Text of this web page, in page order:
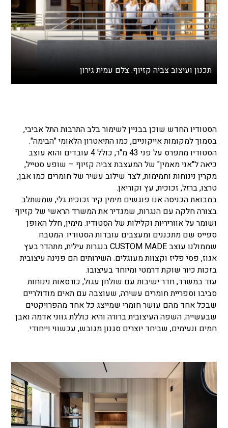
תכנון ועיצוב צביה קזיוף. צלם עמית גירון
הסטודיו החדש שוכן בבניין לשימור בלב התרבות התל אביבי,
בסמוך למקומות אייקוניים, כמו התיאטרון הלאומי "הבימה".
הסטודיו מתפרס על פני 43 מ"ר, כולל 4 עובדים והוא עוצב
כיאה ל"אני מאמין" של המעצבת צביה קזיוף – שופע סטייל,
מקרין נינוחות וחמימות, לצד שילוב עשיר של חומרים כמו אבן,
טרצו, ברזל, זכוכית, עץ וקוריאן.
במבואת הכניסה אנו פוגשים מימין קיר זכוכית גלי, שמשתלב
בצורה חלקה עם הנגרות, שמגדיר את המשרד הראשי של קזיוף
ושומר על אווריריות וקלילות של הסטודיו. מימין, חלל האופן
ספייס שם מתכננים ומעצבים עובדות הסטודיו. המטבח
שממולנו עוצב CUSTOM MADE בנגרות עילית, מתהדר בעץ
אגוז, פסי פליז וקצוות מעוגלים. השירותים הם פנינה עיצובית
בזכות כיור שוקת דרמטי ומיוחד בעיצובו.
עוד במשרד, חדר ישיבות עם שולחן עגול, כורסאות נינוחות
סביבו וספריית חומרים עשירה, שעוצבה עם תאים מודולריים
שבכל אחד מהם עושר חומרי שמייצג כל אחד מהפרויקטים
שבעשייה. השפה העיצובית ברורה והיא כוללת גווני אדמה ואבן
חמים ונעימים, שביחד יוצרים סגנון מגובש, עכשווי וייחודי.